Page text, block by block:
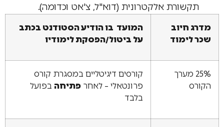
תקשורת אלקטרונית (דוא"ל, צ'אט וכדומה).
מדרג חיוב
שכר לימוד
המועד בו הודיע הסטודנט בכתב
על ביטול/הפסקת לימודיו
25% מערך
הקורס
קורסים דיגיטליים במסגרת קורס
פרונטאלי – לאחר פתיחה בפועל
בלבד